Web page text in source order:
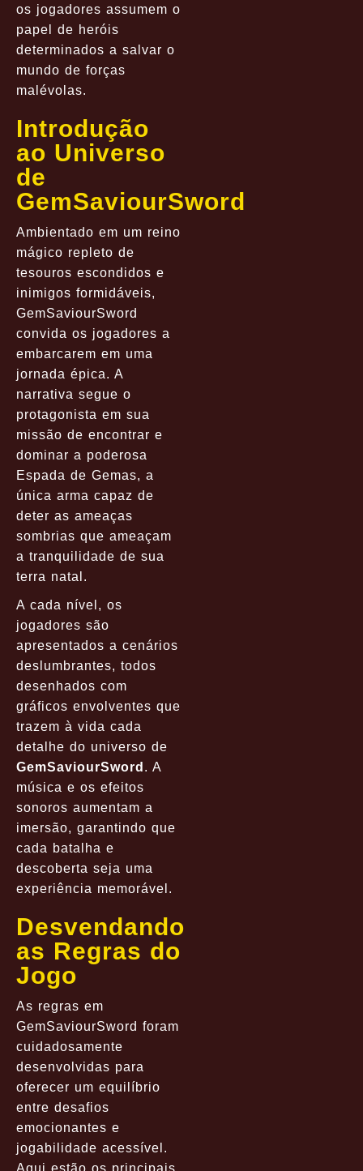
os jogadores assumem o
papel de heróis
determinados a salvar o
mundo de forças
malévolas.
Introdução
ao Universo
de
GemSaviourSword
Ambientado em um reino
mágico repleto de
tesouros escondidos e
inimigos formidáveis,
GemSaviourSword
convida os jogadores a
embarcarem em uma
jornada épica. A
narrativa segue o
protagonista em sua
missão de encontrar e
dominar a poderosa
Espada de Gemas, a
única arma capaz de
deter as ameaças
sombrias que ameaçam
a tranquilidade de sua
terra natal.
A cada nível, os
jogadores são
apresentados a cenários
deslumbrantes, todos
desenhados com
gráficos envolventes que
trazem à vida cada
detalhe do universo de
GemSaviourSword . A
música e os efeitos
sonoros aumentam a
imersão, garantindo que
cada batalha e
descoberta seja uma
experiência memorável.
Desvendando
as Regras do
Jogo
As regras em
GemSaviourSword foram
cuidadosamente
desenvolvidas para
oferecer um equilíbrio
entre desafios
emocionantes e
jogabilidade acessível.